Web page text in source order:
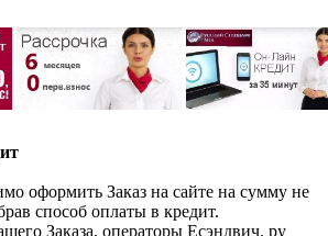
оформить Заказ на сайте на сумму не
способ оплаты в кредит.
Заказа, операторы Есэндвич. ру